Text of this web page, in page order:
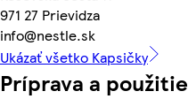
971 27 Prievidza
info@nestle.sk
Ukázať všetko Kapsičky
Príprava a použitie